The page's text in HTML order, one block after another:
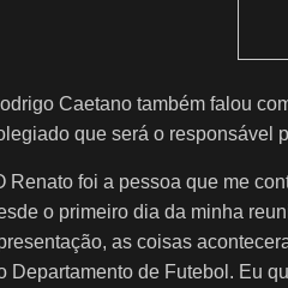
Caetano também falou
que será o responsável
Renato foi a pessoa que me
o primeiro dia da minha
as coisas
Departamento de Futebol. Eu